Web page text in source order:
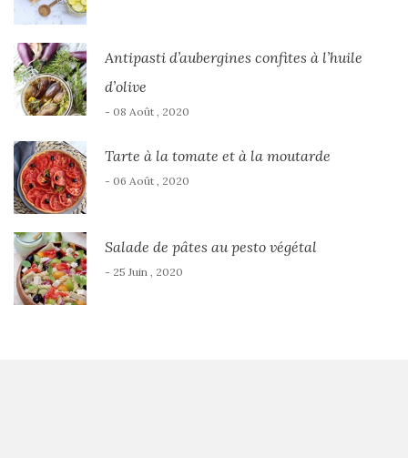
Antipasti d’aubergines confites à l’huile
d’olive
- 08 Août , 2020
Tarte à la tomate et à la moutarde
- 06 Août , 2020
Salade de pâtes au pesto végétal
- 25 Juin , 2020